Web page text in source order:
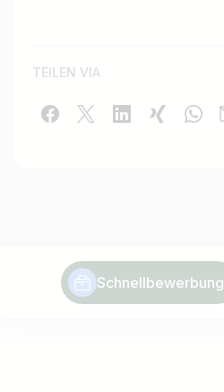
TEILEN VIA
Schnellbewerbung